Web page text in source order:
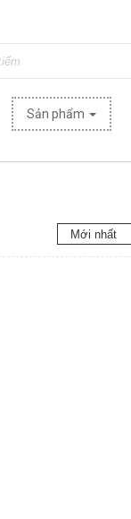
Sản phẩm